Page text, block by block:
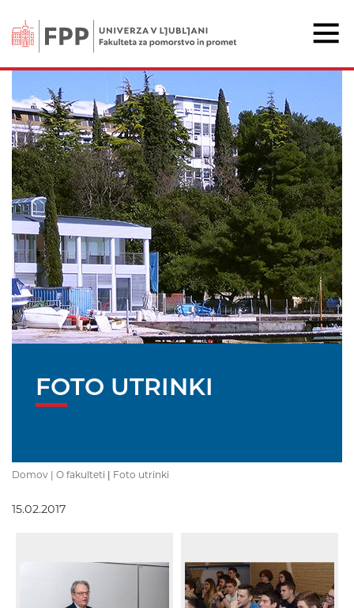
FOTO UTRINKI
Domov | O fakulteti | Foto utrinki
15.02.2017